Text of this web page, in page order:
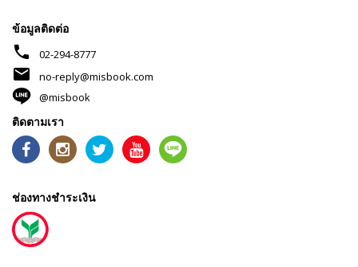
ข้อมูลติดต่อ
phone 02-294-8777
mail
no-reply@misbook.com
@misbook
ติดตามเรา
ช่องทางชำระเงิน